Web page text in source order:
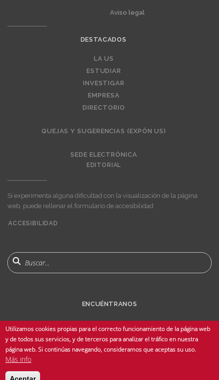
Aviso legal
DESTACADOS
LA US
ESTUDIAR
INVESTIGAR
EMPRESA
DIRECTORIO
QUEJAS Y SUGERENCIAS (EXPÓN US)
SEDE ELECTRÓNICA
EDITORIAL
Si experimenta alguna dificultad con la visualización de la página
web, puede rellenar el formulario de accesibilidad
menu
ACCESIBILIDAD
Buscar
ENCUÉNTRANOS
© Copyright 2025 Universidad de Sevilla - Todos los derechos reservados -
Utilizamos cookies propias para el correcto funcionamiento de la página web
y de todos sus servicios, y de terceros para analizar el tráfico en nuestra
página web. Si continúas navegando, consideramos que aceptas su uso.
Más info